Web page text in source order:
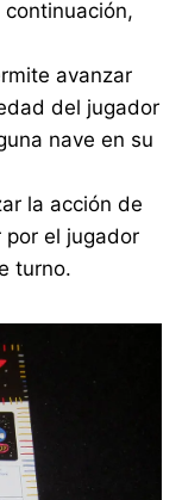
avanzar
del jugador
nave en su
la acción de
el jugador
turno.